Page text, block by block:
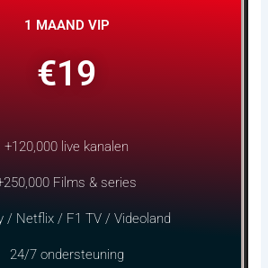
1 MAAND VIP
€19
+120,000 live kanalen
Films & series
/ Netflix / F1 TV / Videoland
24/7 ondersteuning